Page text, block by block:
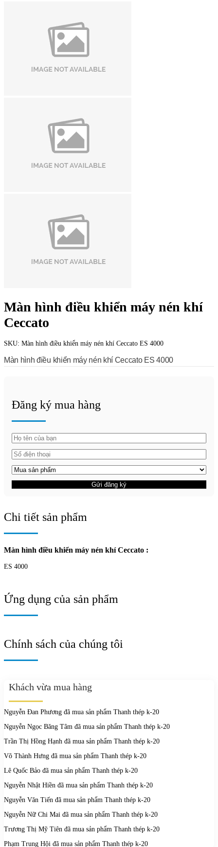
Màn hình điều khiển máy nén khí
Ceccato
SKU: Màn hình điều khiển máy nén khí Ceccato ES 4000
Màn hình điều khiển máy nén khí Ceccato ES 4000
Đăng ký mua hàng
Gửi đăng ký
Chi tiết sản phẩm
Màn hình điều khiển máy nén khí Ceccato :
ES 4000
Ứng dụng của sản phẩm
Chính sách của chúng tôi
Khách vừa mua hàng
Nguyễn Đan Phương đã mua sản phẩm Thanh thép k-20
Nguyễn Ngọc Băng Tâm đã mua sản phẩm Thanh thép k-20
Trần Thị Hồng Hạnh đã mua sản phẩm Thanh thép k-20
Võ Thành Hưng đã mua sản phẩm Thanh thép k-20
Lê Quốc Bảo đã mua sản phẩm Thanh thép k-20
Nguyễn Nhật Hiền đã mua sản phẩm Thanh thép k-20
Nguyễn Văn Tiến đã mua sản phẩm Thanh thép k-20
Nguyễn Nữ Chi Mai đã mua sản phẩm Thanh thép k-20
Trương Thị Mỹ Tiên đã mua sản phẩm Thanh thép k-20
Phạm Trung Hội đã mua sản phẩm Thanh thép k-20